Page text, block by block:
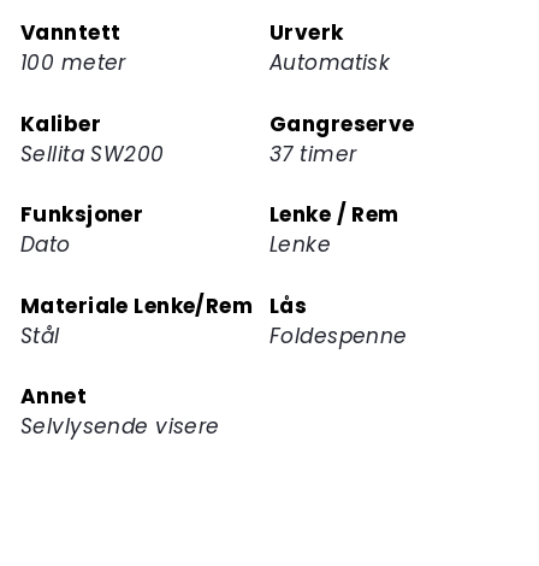
Vanntett
100 meter
Urverk
Automatisk
Kaliber
Sellita SW200
Gangreserve
37 timer
Funksjoner
Dato
Lenke / Rem
Lenke
Materiale Lenke/Rem
Stål
Lås
Foldespenne
Annet
Selvlysende visere